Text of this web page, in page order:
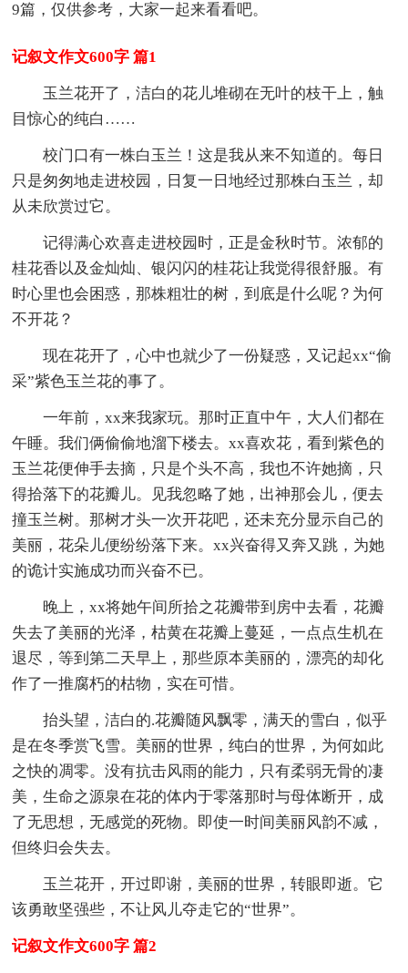
9篇，仅供参考，大家一起来看看吧。
记叙文作文600字 篇1
玉兰花开了，洁白的花儿堆砌在无叶的枝干上，触
目惊心的纯白……
校门口有一株白玉兰！这是我从来不知道的。每日
只是匆匆地走进校园，日复一日地经过那株白玉兰，却
从未欣赏过它。
记得满心欢喜走进校园时，正是金秋时节。浓郁的
桂花香以及金灿灿、银闪闪的桂花让我觉得很舒服。有
时心里也会困惑，那株粗壮的树，到底是什么呢？为何
不开花？
现在花开了，心中也就少了一份疑惑，又记起xx“偷
采”紫色玉兰花的事了。
一年前，xx来我家玩。那时正直中午，大人们都在
午睡。我们俩偷偷地溜下楼去。xx喜欢花，看到紫色的
玉兰花便伸手去摘，只是个头不高，我也不许她摘，只
得拾落下的花瓣儿。见我忽略了她，出神那会儿，便去
撞玉兰树。那树才头一次开花吧，还未充分显示自己的
美丽，花朵儿便纷纷落下来。xx兴奋得又奔又跳，为她
的诡计实施成功而兴奋不已。
晚上，xx将她午间所拾之花瓣带到房中去看，花瓣
失去了美丽的光泽，枯黄在花瓣上蔓延，一点点生机在
退尽，等到第二天早上，那些原本美丽的，漂亮的却化
作了一推腐朽的枯物，实在可惜。
抬头望，洁白的.花瓣随风飘零，满天的雪白，似乎
是在冬季赏飞雪。美丽的世界，纯白的世界，为何如此
之快的凋零。没有抗击风雨的能力，只有柔弱无骨的凄
美，生命之源泉在花的体内于零落那时与母体断开，成
了无思想，无感觉的死物。即使一时间美丽风韵不减，
但终归会失去。
玉兰花开，开过即谢，美丽的世界，转眼即逝。它
该勇敢坚强些，不让风儿夺走它的“世界”。
记叙文作文600字 篇2